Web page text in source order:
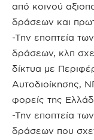
από κοινού
δράσεων και
-Την εποπτεία
δράσεων, κλπ
δίκτυα με
Αυτοδιοίκησης,
φορείς της
-Την εποπτεία
δράσεων που